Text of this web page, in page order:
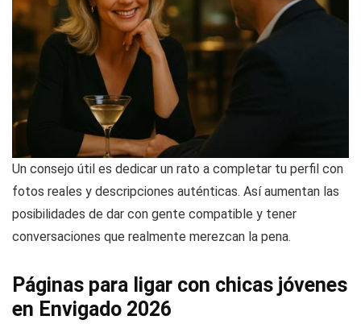
Un consejo útil es dedicar un rato a completar tu perfil con
fotos reales y descripciones auténticas. Así aumentan las
posibilidades de dar con gente compatible y tener
conversaciones que realmente merezcan la pena.
Páginas para ligar con chicas jóvenes
en Envigado 2026